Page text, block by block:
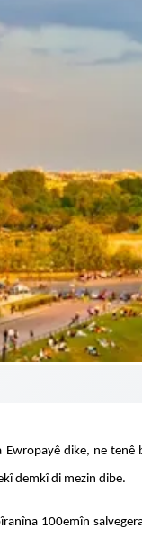
Ewropayê dike, ne
demkî di mezin dibe.
100emîn